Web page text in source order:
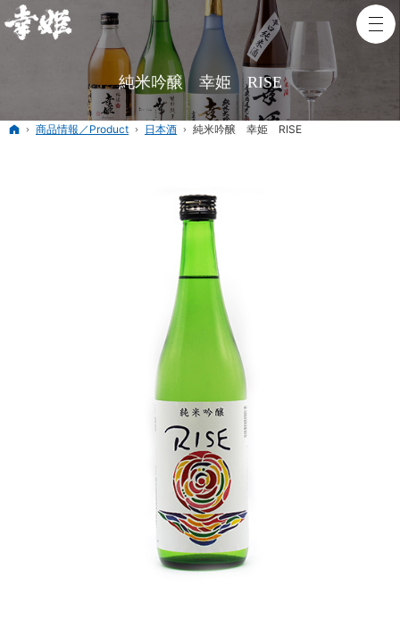
純米吟醸 幸姫 RISE
ホーム
商品情報／Product 日本酒 純米吟醸 幸姫 RISE